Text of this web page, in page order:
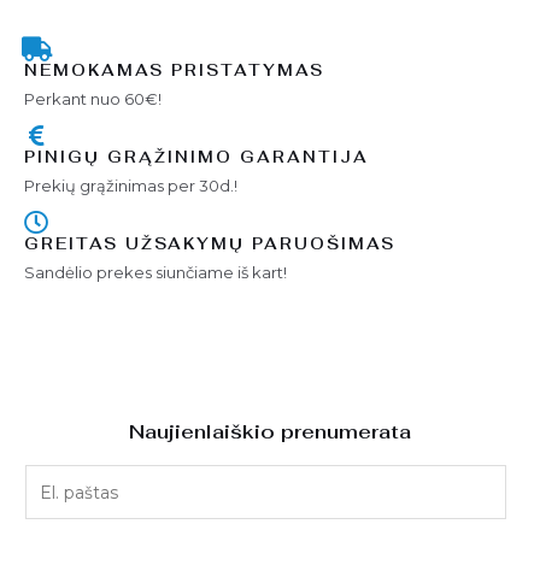
NEMOKAMAS PRISTATYMAS
Perkant nuo 60€!
PINIGŲ GRĄŽINIMO GARANTIJA
Prekių grąžinimas per 30d.!
GREITAS UŽSAKYMŲ PARUOŠIMAS
Sandėlio prekes siunčiame iš kart!
Naujienlaiškio prenumerata